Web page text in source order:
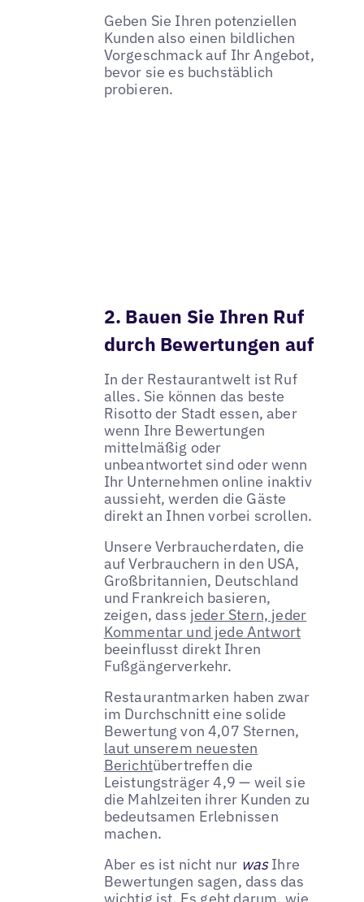
Geben Sie Ihren potenziellen
Kunden also einen bildlichen
Vorgeschmack auf Ihr Angebot,
bevor sie es buchstäblich
probieren.
2. Bauen Sie Ihren Ruf
durch Bewertungen auf
In der Restaurantwelt ist Ruf
alles. Sie können das beste
Risotto der Stadt essen, aber
wenn Ihre Bewertungen
mittelmäßig oder
unbeantwortet sind oder wenn
Ihr Unternehmen online inaktiv
aussieht, werden die Gäste
direkt an Ihnen vorbei scrollen.
Unsere Verbraucherdaten, die
auf Verbrauchern in den USA,
Großbritannien, Deutschland
und Frankreich basieren,
zeigen, dass jeder Stern, jeder
Kommentar und jede Antwort
beeinflusst direkt Ihren
Fußgängerverkehr.
Restaurantmarken haben zwar
im Durchschnitt eine solide
Bewertung von 4,07 Sternen,
laut unserem neuesten
Berichtübertreffen die
Leistungsträger 4,9 — weil sie
die Mahlzeiten ihrer Kunden zu
bedeutsamen Erlebnissen
machen.
Aber es ist nicht nur wasIhre
Bewertungen sagen, dass das